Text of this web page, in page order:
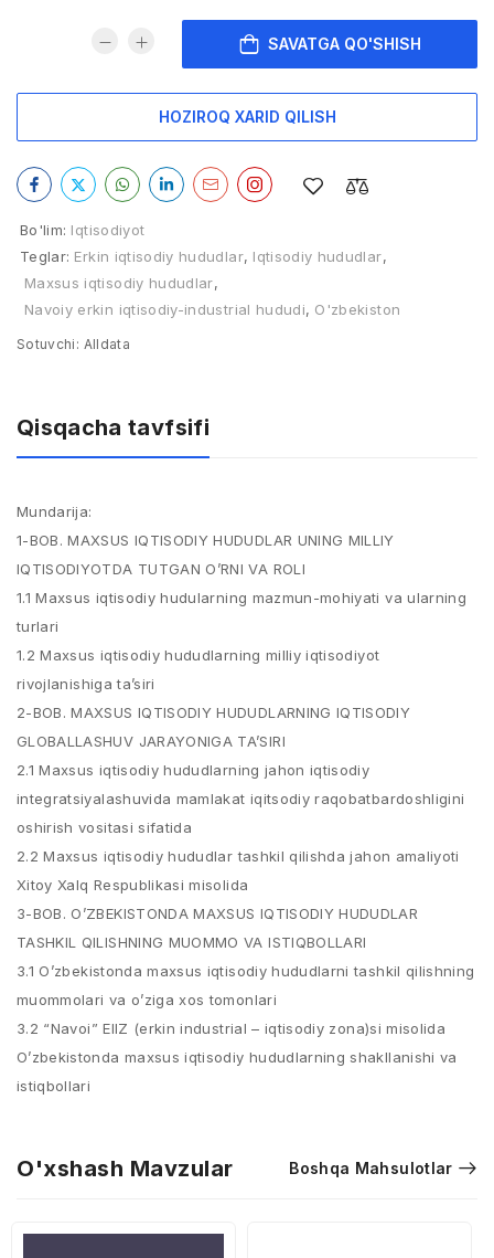
SAVATGA QO'SHISH
HOZIROQ XARID QILISH
Bo'lim: Iqtisodiyot
Teglar: Erkin iqtisodiy hududlar, Iqtisodiy hududlar,
Maxsus iqtisodiy hududlar,
Navoiy erkin iqtisodiy-industrial hududi, O'zbekiston
Sotuvchi: Alldata
Qisqacha tavfsifi
Mundarija:
1-BOB. MAXSUS IQTISODIY HUDUDLAR UNING MILLIY
IQTISODIYOTDA TUTGAN O’RNI VA ROLI
1.1 Maxsus iqtisodiy hudularning mazmun-mohiyati va ularning
turlari
1.2 Maxsus iqtisodiy hududlarning milliy iqtisodiyot
rivojlanishiga ta’siri
2-BOB. MAXSUS IQTISODIY HUDUDLARNING IQTISODIY
GLOBALLASHUV JARAYONIGA TA’SIRI
2.1 Maxsus iqtisodiy hududlarning jahon iqtisodiy
integratsiyalashuvida mamlakat iqitsodiy raqobatbardoshligini
oshirish vositasi sifatida
2.2 Maxsus iqtisodiy hududlar tashkil qilishda jahon amaliyoti
Xitoy Xalq Respublikasi misolida
3-BOB. O’ZBEKISTONDA MAXSUS IQTISODIY HUDUDLAR
TASHKIL QILISHNING MUOMMO VA ISTIQBOLLARI
3.1 O’zbekistonda maxsus iqtisodiy hududlarni tashkil qilishning
muommolari va o’ziga xos tomonlari
3.2 “Navoi” EIIZ (erkin industrial – iqtisodiy zona)si misolida
O’zbekistonda maxsus iqtisodiy hududlarning shakllanishi va
istiqbollari
O'xshash Mavzular Boshqa Mahsulotlar